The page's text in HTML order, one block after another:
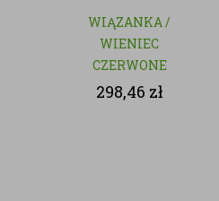
WIĄZANKA /
WIENIEC
CZERWONE
RÓŻE - KWIATY
298,46 zł